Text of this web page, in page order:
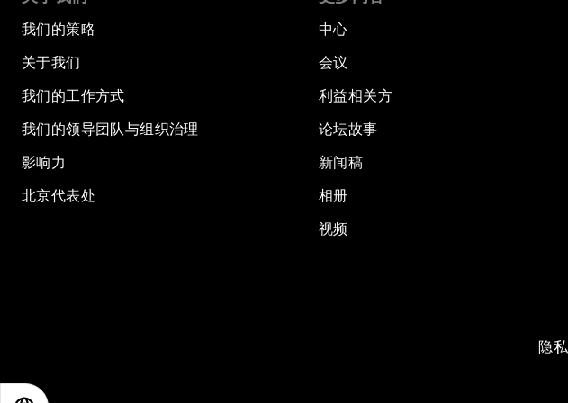
我们的策略
关于我们
我们的工作方式
我们的领导团队与组织治理
影响力
北京代表处
中心
会议
利益相关方
论坛故事
新闻稿
相册
视频
隐